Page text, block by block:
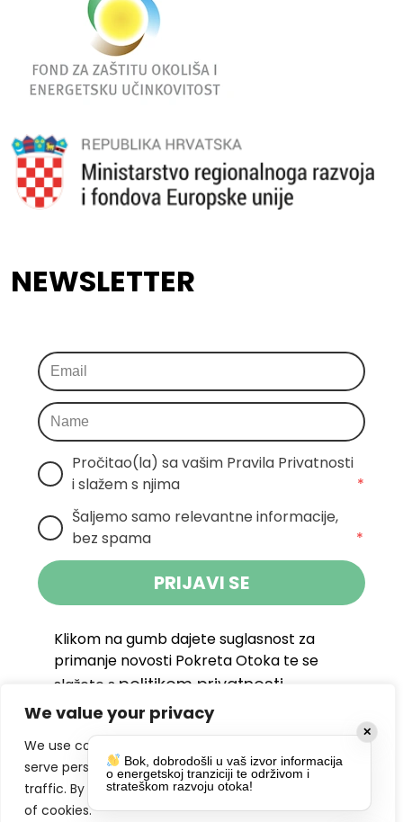
We value your privacy
We use cookies to enhance your browsing experience,
serve personalized ads or content, and analyze our
traffic. By clicking "Accept All", you consent to our use
of cookies.
NEWSLETTER
Pročitao(la) sa vašim Pravila Privatnosti
i slažem s njima
*
Šaljemo samo relevantne informacije,
bez spama
*
PRIJAVI SE
Klikom na gumb dajete suglasnost za
primanje novosti Pokreta Otoka te se
slažete s politikom privatnosti.
DRUŠTVENE MREŽE ✕
Bok, dobrodošli u vaš izvor informacija
o energetskoj tranziciji te održivom i
strateškom razvoju otoka!